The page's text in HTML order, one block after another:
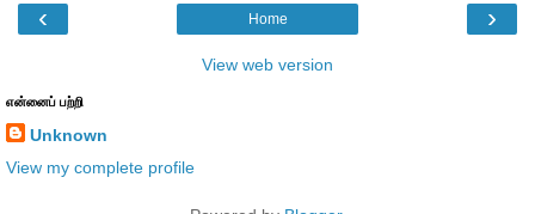
‹ ›
Home
View web version
என்னைப் பற்றி
Unknown
View my complete profile